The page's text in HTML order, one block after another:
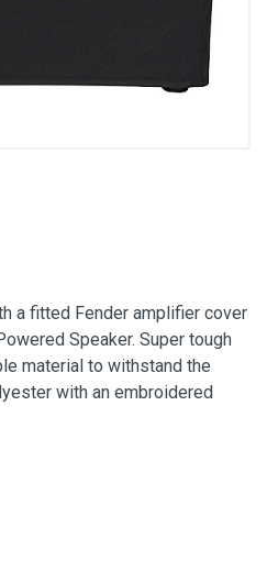
a fitted Fender amplifier cover
Speaker. Super tough
material to withstand the
with an embroidered